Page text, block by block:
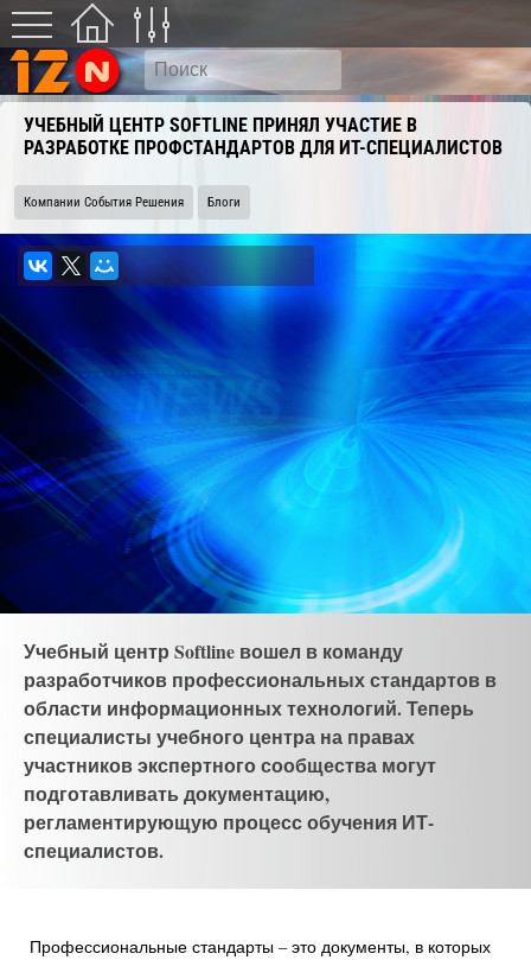
УЧЕБНЫЙ ЦЕНТР SOFTLINE ПРИНЯЛ УЧАСТИЕ В
РАЗРАБОТКЕ ПРОФСТАНДАРТОВ ДЛЯ ИТ-СПЕЦИАЛИСТОВ
Компании События Решения Блоги
Учебный центр Softline вошел в команду
разработчиков профессиональных стандартов в
области информационных технологий. Теперь
специалисты учебного центра на правах
участников экспертного сообщества могут
подготавливать документацию,
регламентирующую процесс обучения ИТ-
специалистов.
Профессиональные стандарты – это документы, в которых